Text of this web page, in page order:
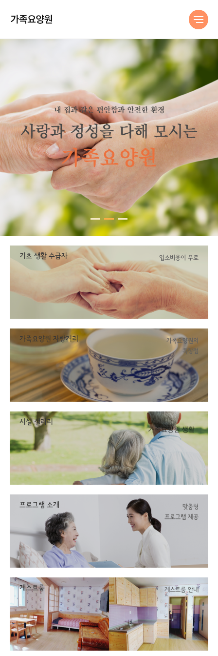
기초 생활 수급자 입소비용이 무료
가족요양원 자랑거리
가족요양원의
특장점
시설 갤러리
프로그램 소개
맞춤형
프로그램 제공
게스트룸 게스트룸 안내